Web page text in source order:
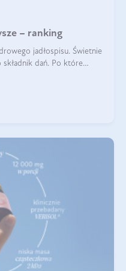
– ranking
jadłospisu. Świetnie
dań. Po które